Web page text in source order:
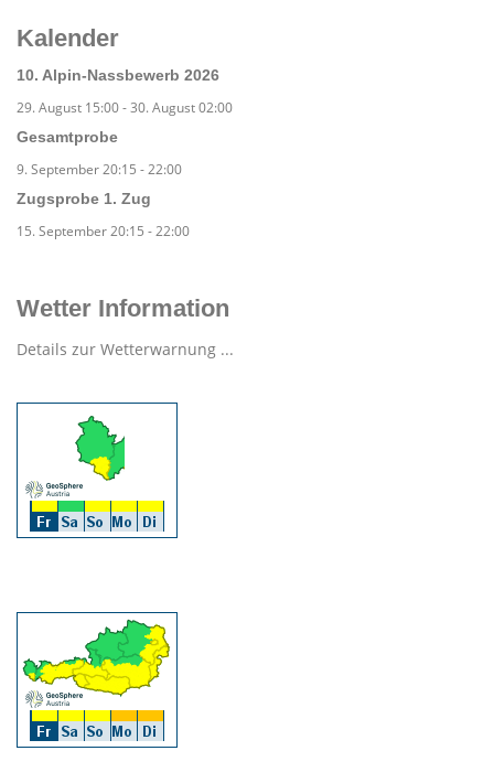
Kalender
10. Alpin-Nassbewerb 2026
29. August 15:00-30. August 02:00
Gesamtprobe
9. September 20:15 -22:00
Zugsprobe 1. Zug
15. September 20:15 -22:00
Wetter Information
Details zur Wetterwarnung ...